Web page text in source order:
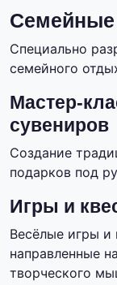
Семейные
Специально
семейного
Мастер-
сувениров
Создание
подарков под
Игры и
Весёлые игры и
направленные
творческого